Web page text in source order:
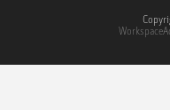
Workspace